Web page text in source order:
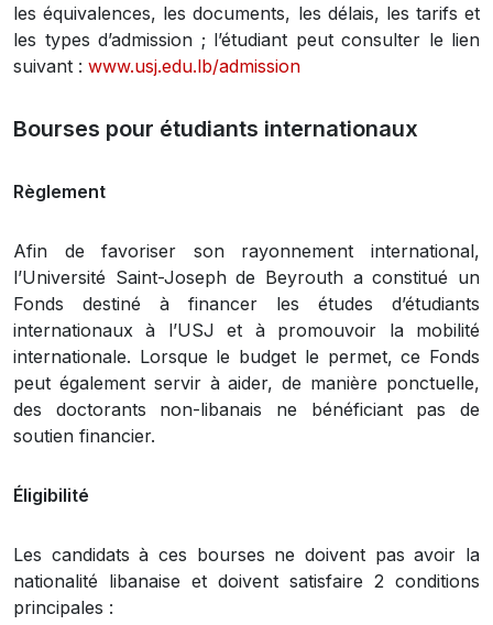
les équivalences, les documents, les délais, les tarifs et
les types d’admission ; l’étudiant peut consulter le lien
suivant : www.usj.edu.lb/admission
Bourses pour étudiants internationaux
Règlement
Afin de favoriser son rayonnement international,
l’Université Saint-Joseph de Beyrouth a constitué un
Fonds destiné à financer les études d’étudiants
internationaux à l’USJ et à promouvoir la mobilité
internationale. Lorsque le budget le permet, ce Fonds
peut également servir à aider, de manière ponctuelle,
des doctorants non-libanais ne bénéficiant pas de
soutien financier.
Éligibilité
Les candidats à ces bourses ne doivent pas avoir la
nationalité libanaise et doivent satisfaire 2 conditions
principales :